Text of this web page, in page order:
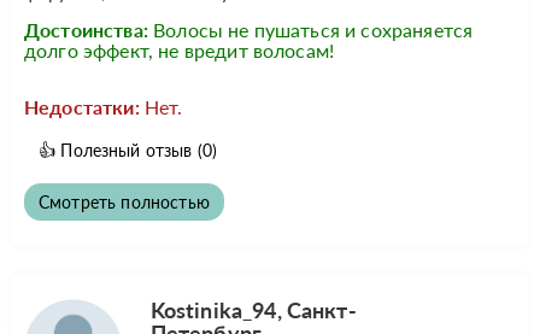
Достоинства: Волосы не пушаться и сохраняется
долго эффект, не вредит волосам!
Недостатки: Нет.
👍 Полезный отзыв (0)
Смотреть полностью
Kostinika_94, Санкт-